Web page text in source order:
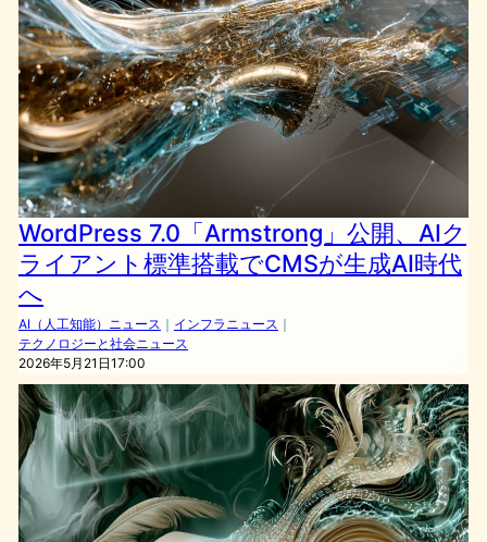
WordPress 7.0「Armstrong」公開、AIク
ライアント標準搭載でCMSが生成AI時代
へ
AI（人工知能）ニュース ｜ インフラニュース ｜
テクノロジーと社会ニュース
2026年5月21日17:00